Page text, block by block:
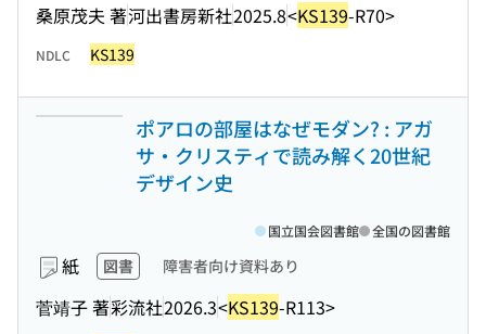
桑原茂夫 著河出書房新社2025.8<KS139-R70>
NDLC KS139
ポアロの部屋はなぜモダン? : アガ
サ・クリスティで読み解く20世紀
デザイン史
紙 図書 障害者向け資料あり
菅靖子 著彩流社2026.3<KS139-R113>
国立国会図書館 全国の図書館